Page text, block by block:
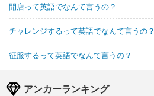
開店って英語でなんて言うの？
チャレンジするって英語でなんて言うの？
征服するって英語でなんて言うの？
アンカーランキング